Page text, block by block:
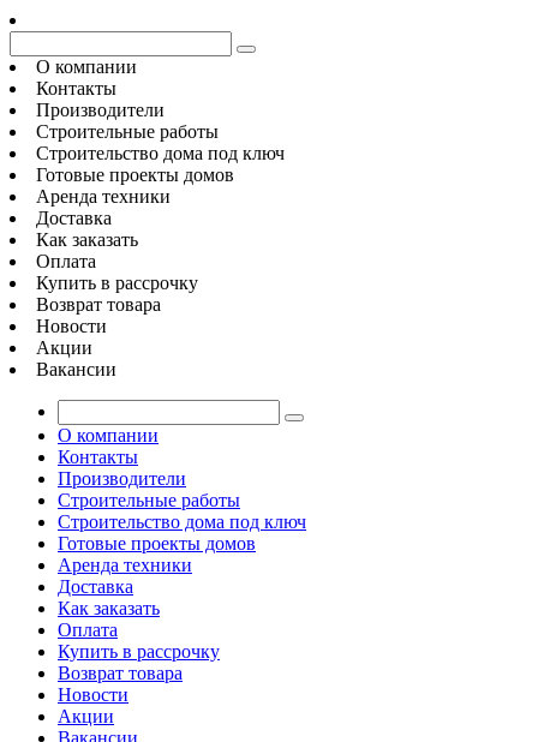
О компании
Контакты
Производители
Строительные работы
Строительство дома под ключ
Готовые проекты домов
Аренда техники
Доставка
Как заказать
Оплата
Купить в рассрочку
Возврат товара
Новости
Акции
Вакансии
О компании
Контакты
Производители
Строительные работы
Строительство дома под ключ
Готовые проекты домов
Аренда техники
Доставка
Как заказать
Оплата
Купить в рассрочку
Возврат товара
Новости
Акции
Вакансии